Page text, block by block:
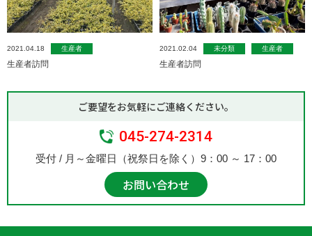
2021.04.18 生産者
生産者訪問
2021.02.04 未分類 生産者
生産者訪問
ご要望をお気軽にご連絡ください。
045-274-2314
受付 / 月～金曜日（祝祭日を除く）9：00 ～ 17：00
お問い合わせ